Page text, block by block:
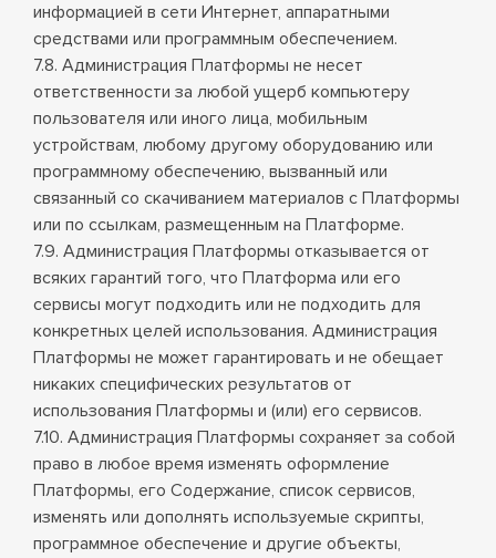
информацией в сети Интернет, аппаратными
средствами или программным обеспечением.
7.8. Администрация Платформы не несет
ответственности за любой ущерб компьютеру
пользователя или иного лица, мобильным
устройствам, любому другому оборудованию или
программному обеспечению, вызванный или
связанный со скачиванием материалов с Платформы
или по ссылкам, размещенным на Платформе.
7.9. Администрация Платформы отказывается от
всяких гарантий того, что Платформа или его
сервисы могут подходить или не подходить для
конкретных целей использования. Администрация
Платформы не может гарантировать и не обещает
никаких специфических результатов от
использования Платформы и (или) его сервисов.
7.10. Администрация Платформы сохраняет за собой
право в любое время изменять оформление
Платформы, его Содержание, список сервисов,
изменять или дополнять используемые скрипты,
программное обеспечение и другие объекты,